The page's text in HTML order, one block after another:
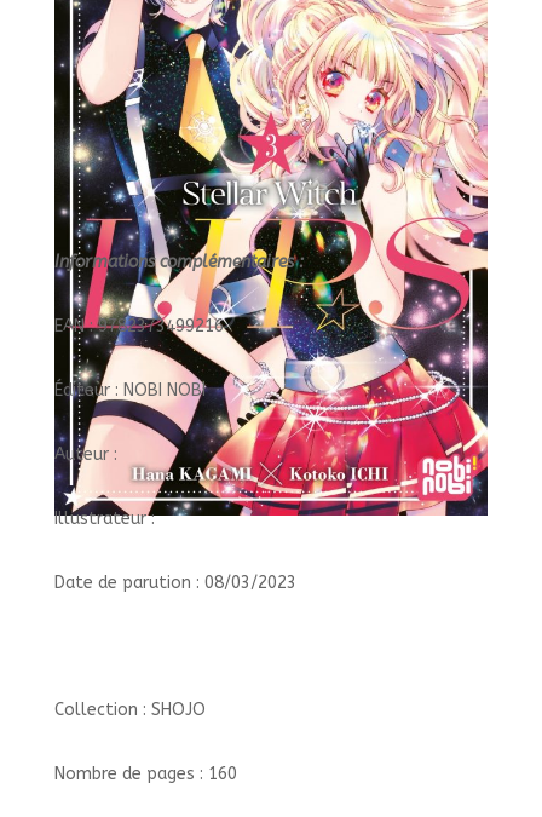
Informations complémentaires :
EAN : 9782373499216
Éditeur : NOBI NOBI
Auteur :
Illustrateur :
Date de parution : 08/03/2023
Collection : SHOJO
Nombre de pages : 160